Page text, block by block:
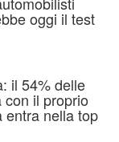
oggi il test
il 54% delle
con il proprio
entra nella top